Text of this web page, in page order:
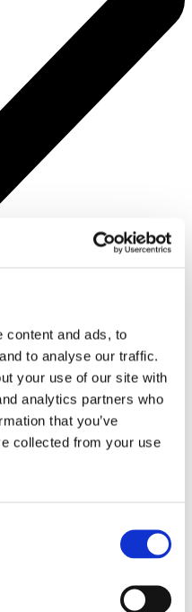
content and ads, to
to analyse our traffic.
your use of our site with
analytics partners who
that you’ve
collected from your use